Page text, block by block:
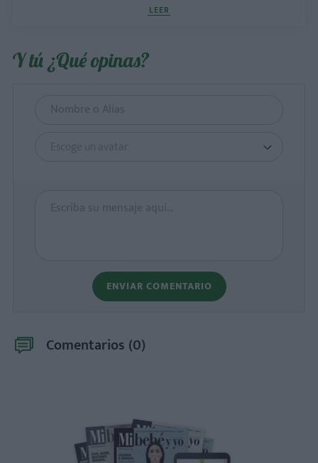
LEER
Y tú ¿Qué opinas?
Escoge un avatar
ENVIAR COMENTARIO
Comentarios (0)